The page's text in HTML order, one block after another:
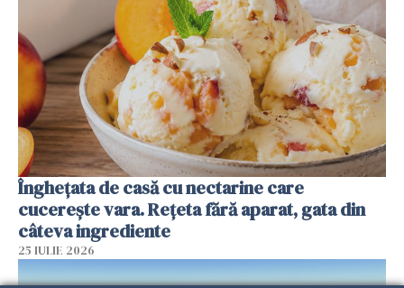
Înghețata de casă cu nectarine care
cucerește vara. Rețeta fără aparat, gata din
câteva ingrediente
25 IULIE 2026